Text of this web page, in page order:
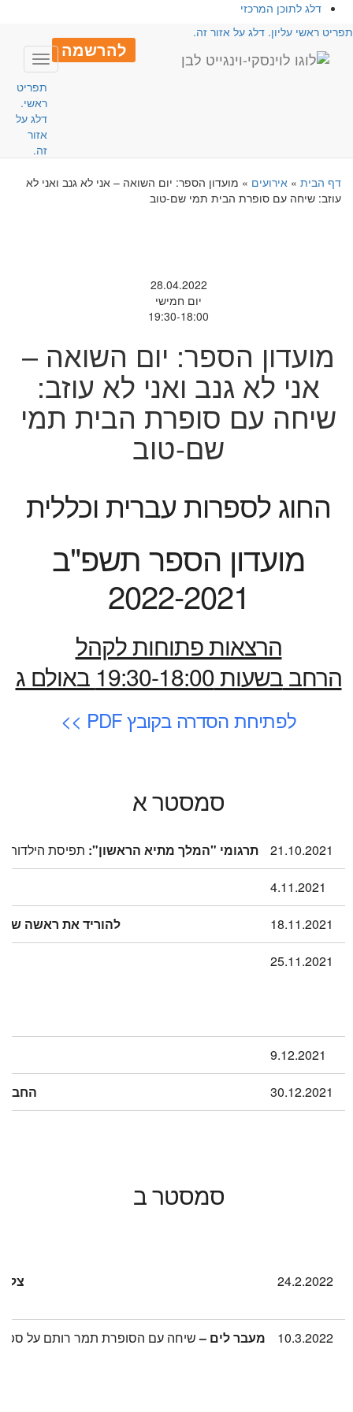
דלג לתוכן המרכזי
ראשי עליון. דלג על אזור זה.
להרשמה
Toggle
תפריט
ראשי.
דלג על
אזור
זה.
דף הבית»אירועים»מועדון הספר: יום השואה – אני לא גנב ואני לא
עוזב: שיחה עם סופרת הבית תמי שם-טוב
28.04.2022
יום חמישי
19:30-18:00
מועדון הספר: יום השואה –
אני לא גנב ואני לא עוזב:
שיחה עם סופרת הבית תמי
שם-טוב
החוג לספרות עברית וכללית
מועדון הספר תשפ"ב
2022-2021
הרצאות פתוחות לקהל
הרחבבשעות 19:30-18:00 באולם ג
לפתיחת הסדרה בקובץ PDF >>
סמסטר א
21.10.2021 תרגומי "המלך מתיא הראשון":תפיסת הילדות של
4.11.2021
18.11.2021 להוריד את ראשה של
25.11.2021
9.12.2021
30.12.2021
סמסטר ב
24.2.2022 צל
10.3.2022 מעבר לים – שיחה עם הסופרת תמר רותם על ספרה